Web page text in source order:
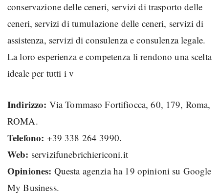
conservazione delle ceneri, servizi di trasporto delle
ceneri, servizi di tumulazione delle ceneri, servizi di
assistenza, servizi di consulenza e consulenza legale.
La loro esperienza e competenza li rendono una scelta
ideale per tutti i v
Indirizzo: Via Tommaso Fortifiocca, 60, 179, Roma,
ROMA.
Telefono: +39 338 264 3990.
Web: servizifunebrichiericoni.it
Opiniones: Questa agenzia ha 19 opinioni su Google
My Business.